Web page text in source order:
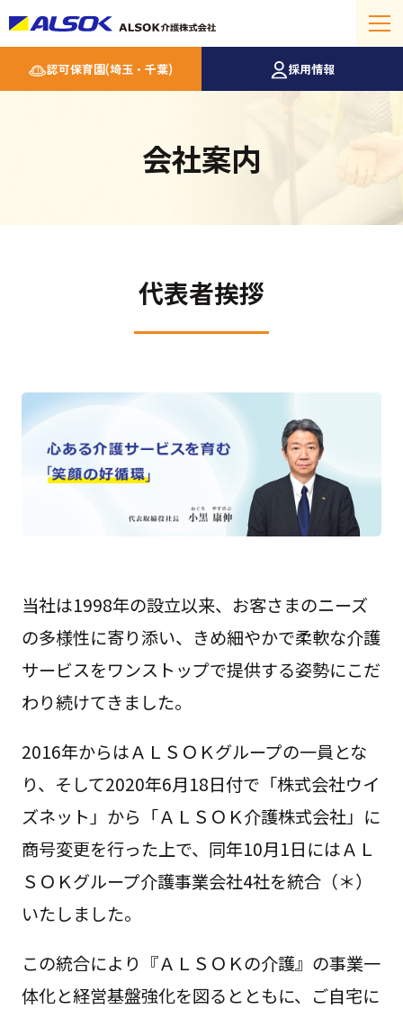
認可保育園(埼玉・千葉) 採用情報
会社案内
代表者挨拶
当社は1998年の設立以来、お客さまのニーズ
の多様性に寄り添い、きめ細やかで柔軟な介護
サービスをワンストップで提供する姿勢にこだ
わり続けてきました。
2016年からはＡＬＳＯＫグループの一員とな
り、そして2020年6月18日付で「株式会社ウイ
ズネット」から「ＡＬＳＯＫ介護株式会社」に
商号変更を行った上で、同年10月1日にはＡＬ
ＳＯＫグループ介護事業会社4社を統合（＊）
いたしました。
この統合により『ＡＬＳＯＫの介護』の事業一
体化と経営基盤強化を図るとともに、ご自宅に